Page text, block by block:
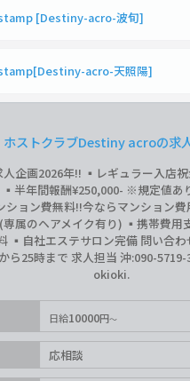
[Destiny-acro-波旬]
acro-天照陽]
ホストクラブDestiny acroの求
企画2026年‼︎ ▪️レギュラー入店
▪️半年間報酬¥250,000- ※規定値あ
ョン費無料‼︎今ならマンション
専属のヘアメイク有り) ▪️携帯費
▪️自社エステサロン完備 問い合わ
ら25時まで 求人担当 沖:090-5719-
okioki.
日給10000円
応相談